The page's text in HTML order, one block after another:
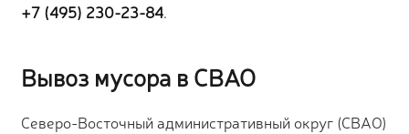
+7 (495) 230-23-84.
Вывоз мусора в СВАО
Северо-Восточный административный округ (СВАО)